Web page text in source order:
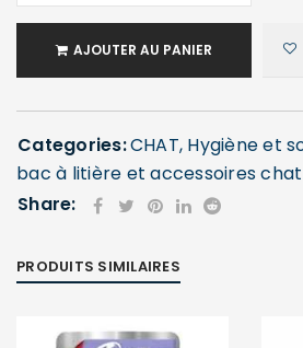
CONNECTER
ou e-mail*
AJOUTER AU PANIER
Categories:CHAT, Hygiène et
bac à litière et accessoires chat
Share:
PRODUITS SIMILAIRES